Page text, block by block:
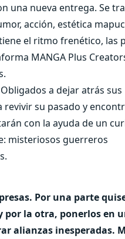
una nueva entrega. Se
acción, estética
el ritmo frenético, las
MANGA Plus
a dejar atrás sus
su pasado y
con la ayuda de un
misteriosos guerreros
Por una parte
por la otra, ponerlos en
alianzas inesperadas.